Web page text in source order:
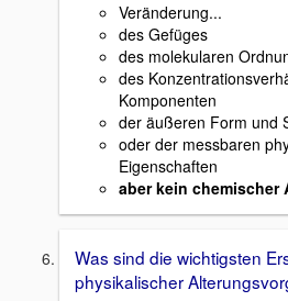
Veränderung...
des Gefüges
des molekularen
des
Komponenten
der äußeren Form und
oder der messbaren
Eigenschaften
aber kein chemischer
Was sind die wichtigsten
physikalischer